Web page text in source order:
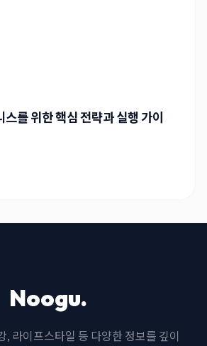
를 위한 핵심 전략과 실행 가이
Noogu.
, 라이프스타일 등 다양한 정보를 깊이